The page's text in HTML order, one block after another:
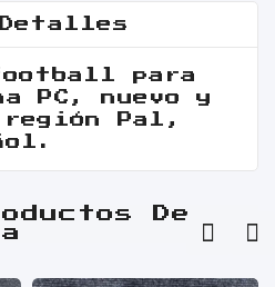
Detalles
para
PC, nuevo y
Pal,
De